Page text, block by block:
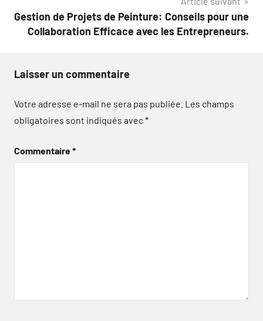
Gestion de Projets de Peinture: Conseils pour une
Collaboration Efficace avec les Entrepreneurs.
Laisser un commentaire
Votre adresse e-mail ne sera pas publiée. Les champs
obligatoires sont indiqués avec*
Commentaire*